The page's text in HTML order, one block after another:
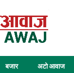
बजार अटो आवाज